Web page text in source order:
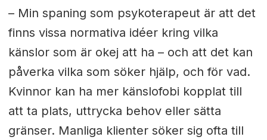
– Min spaning som psykoterapeut är att det
finns vissa normativa idéer kring vilka
känslor som är okej att ha – och att det kan
påverka vilka som söker hjälp, och för vad.
Kvinnor kan ha mer känslofobi kopplat till
att ta plats, uttrycka behov eller sätta
gränser. Manliga klienter söker sig ofta till